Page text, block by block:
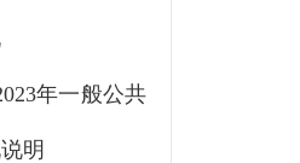
年一般公共
明